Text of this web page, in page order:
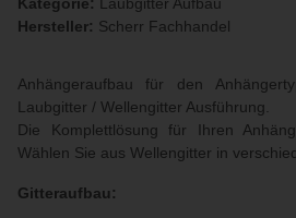
Hersteller: Scherr Fachhandel
Anhängeraufbau für den
Laubgitter / Wellengitter Ausführung.
Die Komplettlösung für Ihren
Wählen Sie aus Wellengitter in
Gitteraufbau: